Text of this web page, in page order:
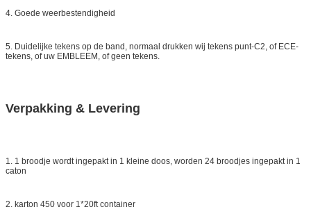
4. Goede weerbestendigheid
5. Duidelijke tekens op de band, normaal drukken wij tekens punt-C2, of ECE-
tekens, of uw EMBLEEM, of geen tekens.
Verpakking & Levering
1. 1 broodje wordt ingepakt in 1 kleine doos, worden 24 broodjes ingepakt in 1
caton
2. karton 450 voor 1*20ft container